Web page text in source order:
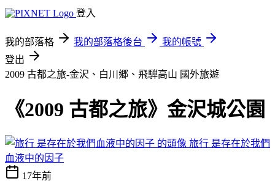
登入
我的部落格 我的部落格後台
我的帳號
登出
2009 古都之旅-金沢、白川郷、飛騨高山 國外旅遊
《2009 古都之旅》金沢城公園
旅行 是存在於我們
血液中的因子
17年前